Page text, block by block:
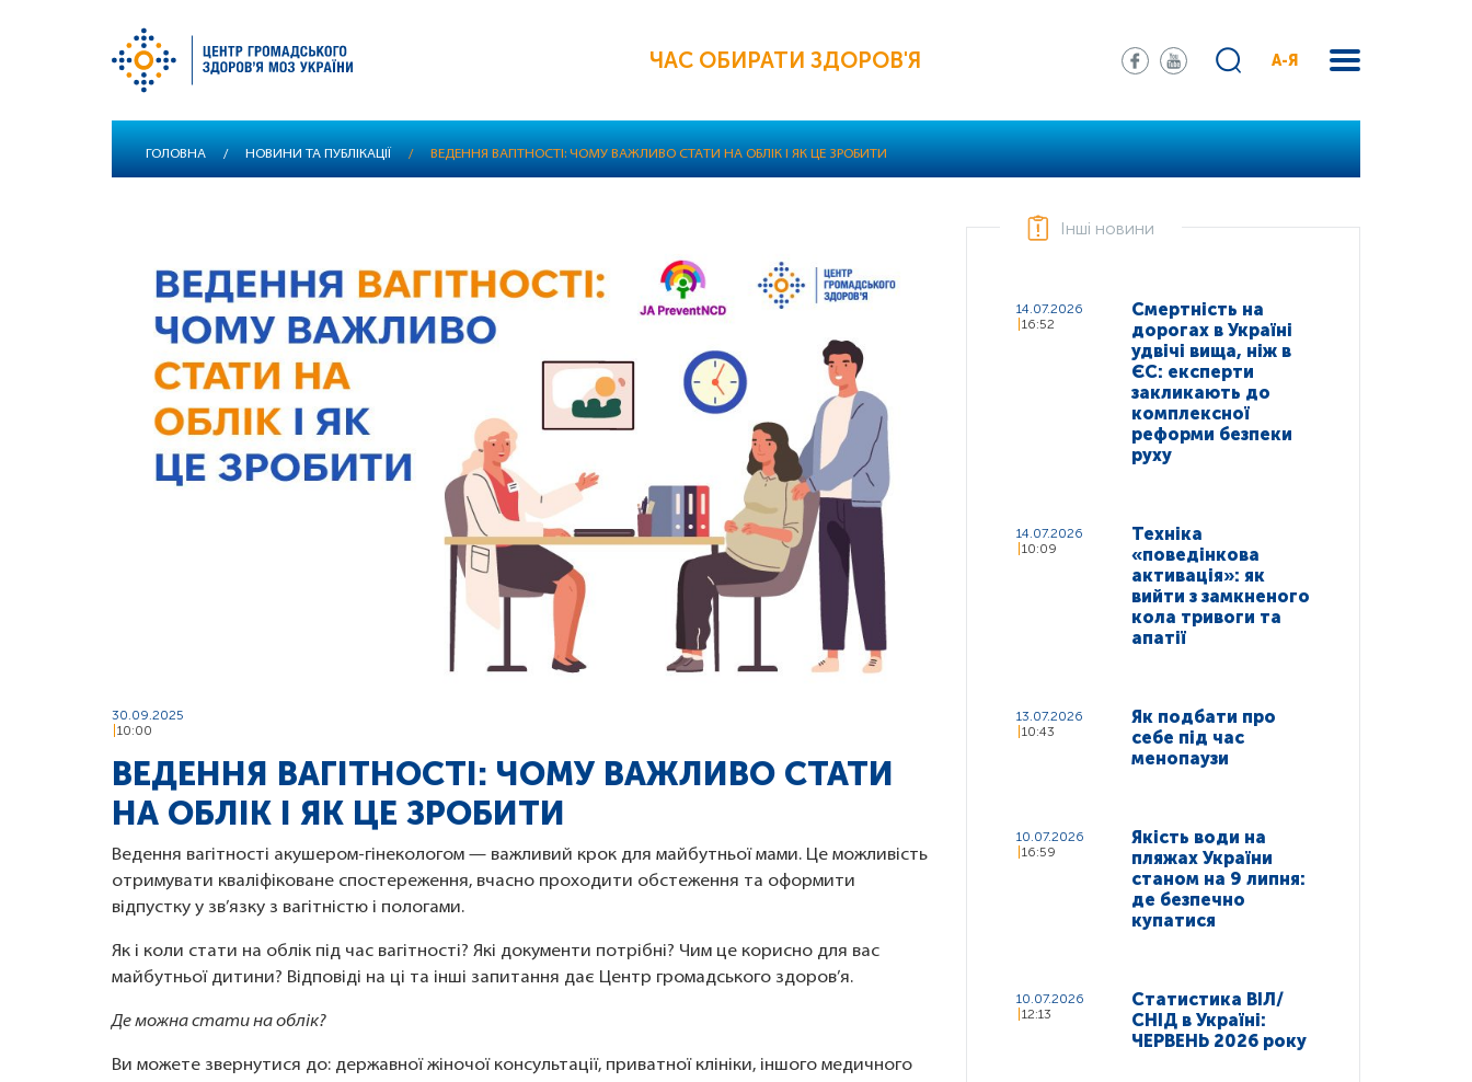
ЧАС ОБИРАТИ ЗДОРОВ'Я А-Я
ГОЛОВНА / НОВИНИ ТА ПУБЛІКАЦІЇ / ВЕДЕННЯ ВАГІТНОСТІ: ЧОМУ ВАЖЛИВО СТАТИ НА ОБЛІК І ЯК ЦЕ ЗРОБИТИ
30.09.2025
10:00
ВЕДЕННЯ ВАГІТНОСТІ: ЧОМУ ВАЖЛИВО СТАТИ
НА ОБЛІК І ЯК ЦЕ ЗРОБИТИ
Ведення вагітності акушером-гінекологом — важливий крок для майбутньої мами. Це можливість
отримувати кваліфіковане спостереження, вчасно проходити обстеження та оформити
відпустку у зв’язку з вагітністю і пологами.
Як і коли стати на облік під час вагітності? Які документи потрібні? Чим це корисно для вас
майбутньої дитини? Відповіді на ці та інші запитання дає Центр громадського здоров’я.
Де можна стати на облік?
Ви можете звернутися до: державної жіночої консультації, приватної клініки, іншого медичного
Інші новини
14.07.2026
16:52
Смертність на
дорогах в Україні
удвічі вища, ніж в
ЄС: експерти
закликають до
комплексної
реформи безпеки
руху
14.07.2026
10:09
Техніка
«поведінкова
активація»: як
вийти з замкненого
кола тривоги та
апатії
13.07.2026
10:43
Як подбати про
себе під час
менопаузи
10.07.2026
16:59
Якість води на
пляжах України
станом на 9 липня:
де безпечно
купатися
10.07.2026
12:13
Статистика ВІЛ/
СНІД в Україні:
ЧЕРВЕНЬ 2026 року